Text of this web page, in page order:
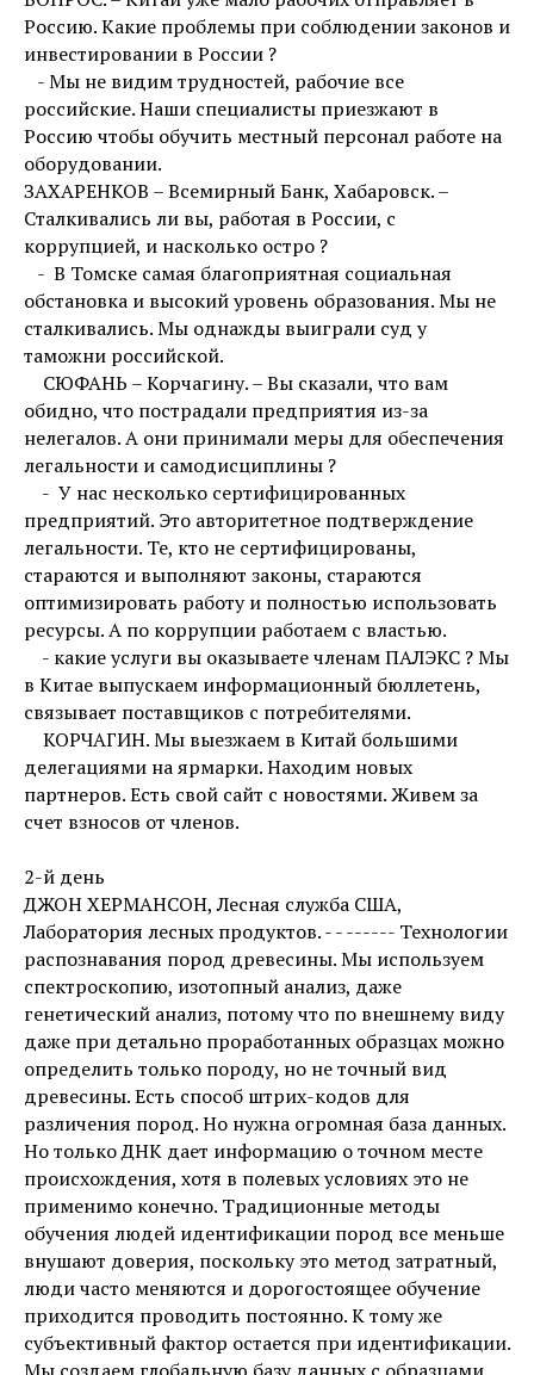
Россию. Какие проблемы при соблюдении законов и
инвестировании в России ?
- Мы не видим трудностей, рабочие все
российские. Наши специалисты приезжают в
Россию чтобы обучить местный персонал работе на
оборудовании.
ЗАХАРЕНКОВ – Всемирный Банк, Хабаровск. –
Сталкивались ли вы, работая в России, с
коррупцией, и насколько остро ?
- В Томске самая благоприятная социальная
обстановка и высокий уровень образования. Мы не
сталкивались. Мы однажды выиграли суд у
таможни российской.
СЮФАНЬ – Корчагину. – Вы сказали, что вам
обидно, что пострадали предприятия из-за
нелегалов. А они принимали меры для обеспечения
легальности и самодисциплины ?
- У нас несколько сертифицированных
предприятий. Это авторитетное подтверждение
легальности. Те, кто не сертифицированы,
стараются и выполняют законы, стараются
оптимизировать работу и полностью использовать
ресурсы. А по коррупции работаем с властью.
- какие услуги вы оказываете членам ПАЛЭКС ? Мы
в Китае выпускаем информационный бюллетень,
связывает поставщиков с потребителями.
КОРЧАГИН. Мы выезжаем в Китай большими
делегациями на ярмарки. Находим новых
партнеров. Есть свой сайт с новостями. Живем за
счет взносов от членов.
2-й день
ДЖОН ХЕРМАНСОН, Лесная служба США,
Лаборатория лесных продуктов. - - ------ Технологии
распознавания пород древесины. Мы используем
спектроскопию, изотопный анализ, даже
генетический анализ, потому что по внешнему виду
даже при детально проработанных образцах можно
определить только породу, но не точный вид
древесины. Есть способ штрих-кодов для
различения пород. Но нужна огромная база данных.
Но только ДНК дает информацию о точном месте
происхождения, хотя в полевых условиях это не
применимо конечно. Традиционные методы
обучения людей идентификации пород все меньше
внушают доверия, поскольку это метод затратный,
люди часто меняются и дорогостоящее обучение
приходится проводить постоянно. К тому же
субъективный фактор остается при идентификации.